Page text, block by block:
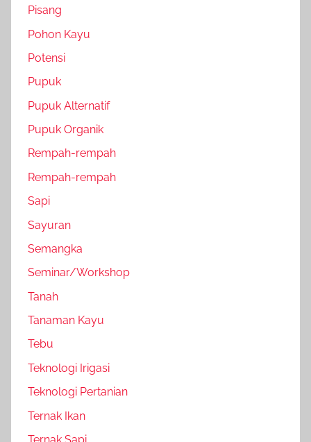
Pisang
Pohon Kayu
Potensi
Pupuk
Pupuk Alternatif
Pupuk Organik
Rempah-rempah
Rempah-rempah
Sapi
Sayuran
Semangka
Seminar/Workshop
Tanah
Tanaman Kayu
Tebu
Teknologi Irigasi
Teknologi Pertanian
Ternak Ikan